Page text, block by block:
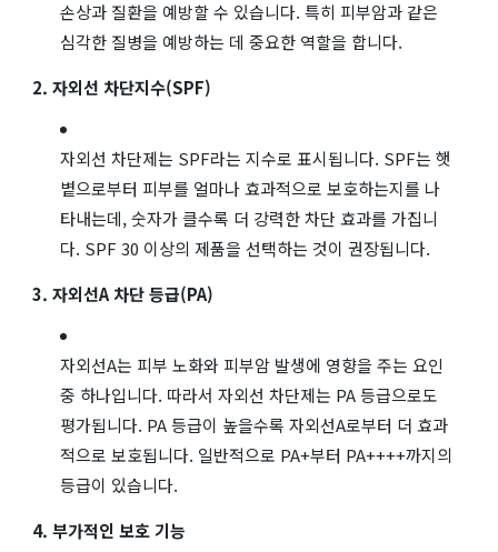
손상과 질환을 예방할 수 있습니다. 특히 피부암과 같은
심각한 질병을 예방하는 데 중요한 역할을 합니다.
2. 자외선 차단지수(SPF)
자외선 차단제는 SPF라는 지수로 표시됩니다. SPF는 햇
볕으로부터 피부를 얼마나 효과적으로 보호하는지를 나
타내는데, 숫자가 클수록 더 강력한 차단 효과를 가집니
다. SPF 30 이상의 제품을 선택하는 것이 권장됩니다.
3. 자외선A 차단 등급(PA)
자외선A는 피부 노화와 피부암 발생에 영향을 주는 요인
중 하나입니다. 따라서 자외선 차단제는 PA 등급으로도
평가됩니다. PA 등급이 높을수록 자외선A로부터 더 효과
적으로 보호됩니다. 일반적으로 PA+부터 PA++++까지의
등급이 있습니다.
4. 부가적인 보호 기능